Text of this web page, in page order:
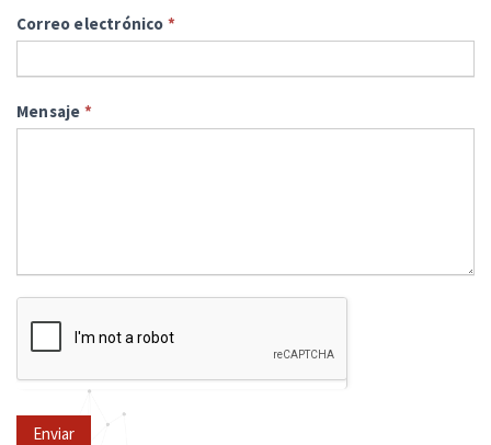
Correo electrónico *
Mensaje *
Enviar